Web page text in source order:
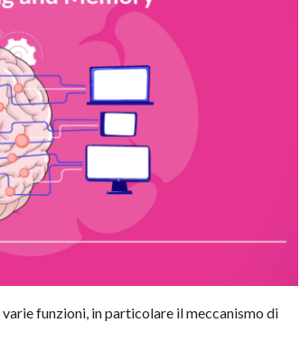
funzioni, in particolare il meccanismo di